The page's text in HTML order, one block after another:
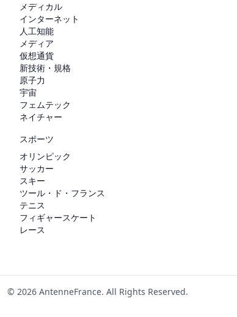
メディカル
インターネット
人工知能
メディア
仮想通貨
新技術・規格
原子力
宇宙
フェムテック
ネイチャー
スポーツ
オリンピック
サッカー
スキー
ツール・ド・フランス
テニス
フィギャースケート
レース
© 2026 AntenneFrance. All Rights Reserved.